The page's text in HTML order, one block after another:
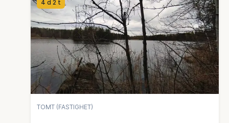
4 d 2 t
TOMT (FASTIGHET)